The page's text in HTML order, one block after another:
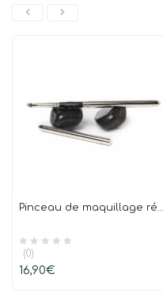
Pinceau de maquillage réversible fabrication française- lèvres & teint
(0)
16,90€